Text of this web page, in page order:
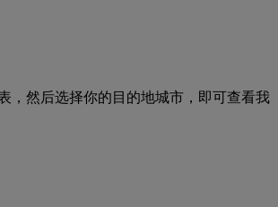
，然后选择你的目的地城市，即可查看我